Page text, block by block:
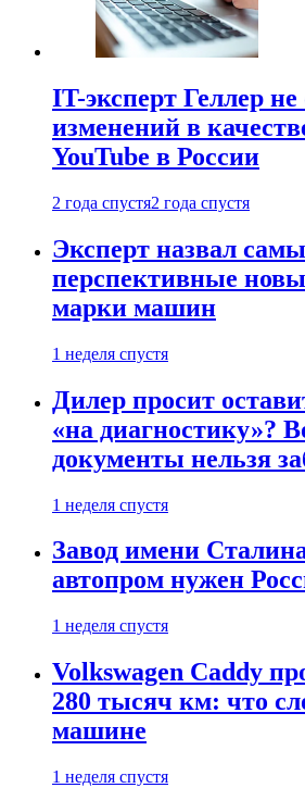
IT-эксперт Геллер
изменений в
YouTube в России
2 года спустя2 года спустя
Эксперт назвал
перспективные
марки машин
1 неделя спустя
Дилер просит
«на диагностику»?
документы нельзя
1 неделя спустя
Завод имени
автопром нужен
1 неделя спустя
Volkswagen Caddy
280 тысяч км: что
машине
1 неделя спустя